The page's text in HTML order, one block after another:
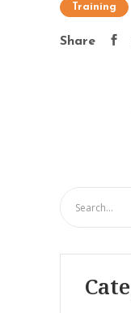
Training
Share